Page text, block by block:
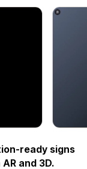
ready signs
and 3D.